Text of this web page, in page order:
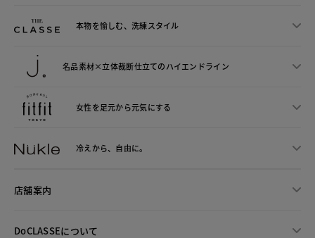
本物を愉しむ、洗練スタイル
名品素材×立体裁断仕立てのハイエンドライン
女性を足元から元気にする
冷えから、 自由に。
店舗案内
DoCLASSEについて